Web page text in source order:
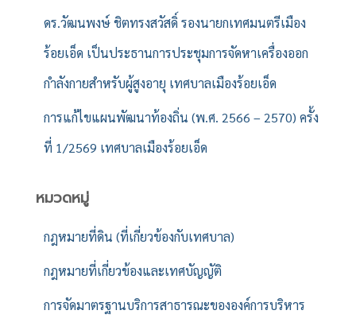
ดร.วัฒนพงษ์ ชิตทรงสวัสดิ์ รองนายกเทศมนตรีเมือง
ร้อยเอ็ด เป็นประธานการประชุมการจัดหาเครื่องออก
กำลังกายสำหรับผู้สูงอายุ เทศบาลเมืองร้อยเอ็ด
การแก้ไขแผนพัฒนาท้องถิ่น (พ.ศ. 2566 – 2570) ครั้ง
ที่ 1/2569 เทศบาลเมืองร้อยเอ็ด
หมวดหมู่
กฎหมายที่ดิน (ที่เกี่ยวข้องกับเทศบาล)
กฎหมายที่เกี่ยวข้องและเทศบัญญัติ
การจัดมาตรฐานบริการสาธารณะขององค์การบริหาร